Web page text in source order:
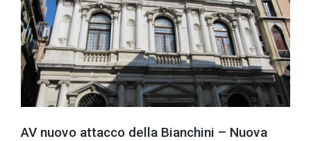
AV nuovo attacco della Bianchini – Nuova